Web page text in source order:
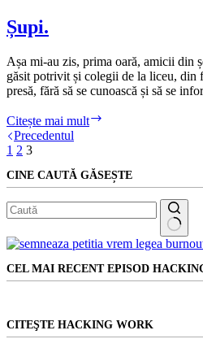
Șupi.
Așa mi-au zis, prima oară, amicii din
găsit potrivit și colegii de la liceu, din
presă, fără să se cunoască și să se
Citește mai mult
Precedentul
1 2 3
CINE CAUTĂ GĂSEȘTE
Niciun
CEL MAI RECENT EPISOD
CITEŞTE HACKING WORK